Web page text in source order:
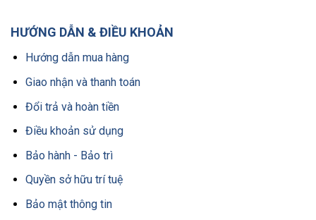
HƯỚNG DẪN & ĐIỀU KHOẢN
Hướng dẫn mua hàng
Giao nhận và thanh toán
Đổi trả và hoàn tiền
Điều khoản sử dụng
Bảo hành - Bảo trì
Quyền sở hữu trí tuệ
Bảo mật thông tin